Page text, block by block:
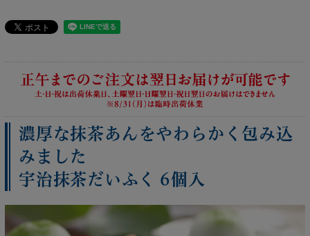
濃厚な抹茶あんをやわらかく包み込
みました
宇治抹茶だいふく 6個入